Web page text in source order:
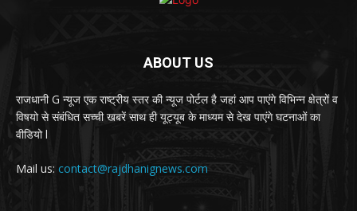
ABOUT US
राजधानी G न्यूज एक राष्ट्रीय स्तर की न्यूज पोर्टल है जहां आप पाएंगे विभिन्न क्षेत्रों व
विषयो से संबंधित सच्ची खबरें साथ ही यूट्यूब के माध्यम से देख पाएंगे घटनाओं का
वीडियो l
Mail us: contact@rajdhanignews.com